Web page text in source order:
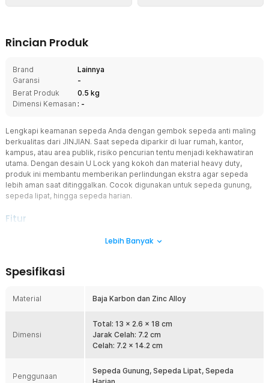
Rincian Produk
Brand
Lainnya
Garansi
-
Berat Produk
0.5 kg
Dimensi Kemasan : -
Lengkapi keamanan sepeda Anda dengan gembok sepeda anti maling
berkualitas dari JINJIAN. Saat sepeda diparkir di luar rumah, kantor,
kampus, atau area publik, risiko pencurian tentu menjadi kekhawatiran
utama. Dengan desain U Lock yang kokoh dan material heavy duty,
produk ini membantu memberikan perlindungan ekstra agar sepeda
lebih aman saat ditinggalkan. Cocok digunakan untuk sepeda gunung,
sepeda lipat, hingga sepeda harian.
Fitur
Material Baja Karbon Kokoh dan Anti Bobol
Material tersebut membuat kunci lebih sulit dipotong maupun
sepeda Anda. Struktur lock yang solid juga membantu
meningkatkan daya tahan penggunaan dalam jangka panjang.
Desain U Lock Lebih Aman
Model U Lock dikenal sebagai salah satu jenis pengaman sepeda
Desain ini membantu membatasi gerakan roda sehingga sepeda
tidak mudah dipindahkan oleh orang lain. Selain lebih aman,
Lebih Banyak
Spesifikasi
Material Baja Karbon dan Zinc Alloy
Dimensi
Total: 13 x 2.6 x 18 cm
Jarak Celah: 7.2 cm
Celah: 7.2 x 14.2 cm
Penggunaan
Sepeda Gunung, Sepeda Lipat, Sepeda
Harian